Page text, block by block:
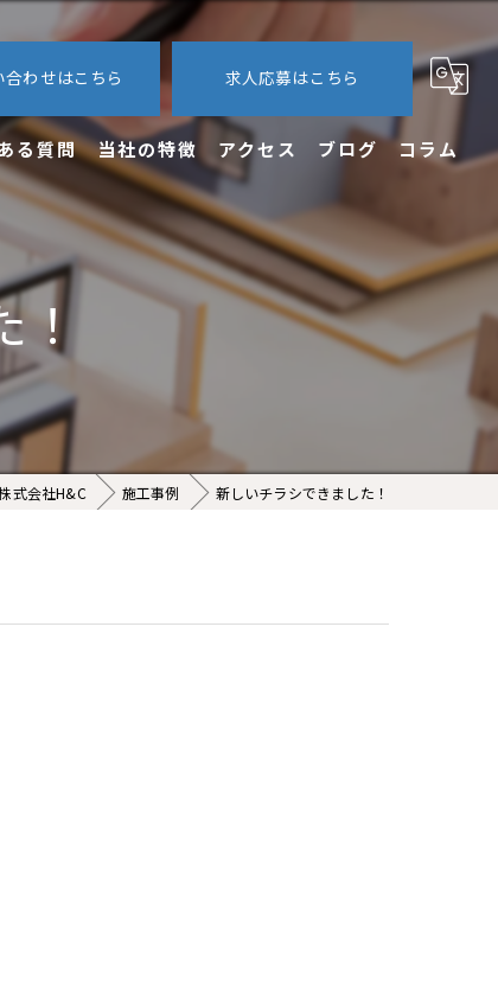
合わせはこちら 求人応募はこちら
る質問 当社の特徴
内装
外装
アクセス ブログ コラム
！
式会社H&C 施工事例 新しいチラシできました！